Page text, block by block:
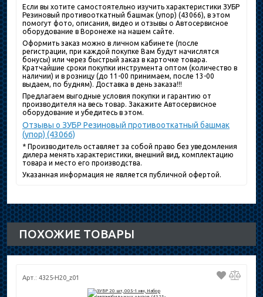
Если вы хотите самостоятельно изучить характеристики ЗУБР
Резиновый противооткатный башмак (упор) (43066), в этом
помогут фото, описания, видео и отзывы о Автосервисное
оборудование в Воронеже на нашем сайте.
Оформить заказ можно в личном кабинете (после
регистрации, при каждой покупке Вам будут начислятся
бонусы) или через быстрый заказ в карточке товара.
Кратчайшие сроки покупки инструмента оптом (количество в
наличии) и в розницу (до 11-00 принимаем, после 13-00
выдаем, по будням). Доставка в день заказа!!!
Предлагаем выгодные условия покупки и гарантию от
производителя на весь товар. Закажите Автосервисное
оборудование и убедитесь в этом.
Отзывы о ЗУБР Резиновый противооткатный башмак
(упор) (43066)
* Производитель оставляет за собой право без уведомления
дилера менять характеристики, внешний вид, комплектацию
товара и место его производства.
Указанная информация не является публичной офертой.
ПОХОЖИЕ ТОВАРЫ
Арт.: 4325-H20_z01